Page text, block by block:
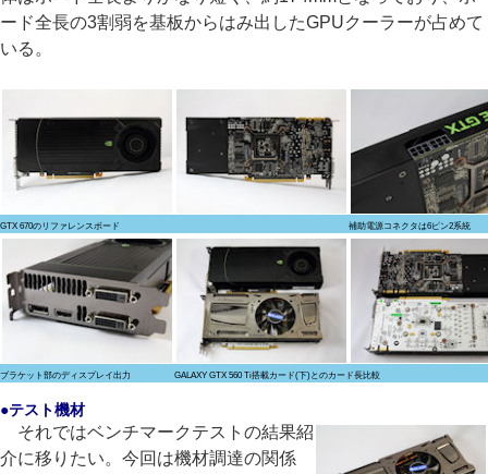
ード全長の3割弱を基板からはみ出したGPUクーラーが占めて
いる。
GTX 670のリファレンスボード 補助電源コネクタは6ピン2系統
ブラケット部のディスプレイ出力 GALAXY GTX 560 Ti搭載カード(下)とのカード長比較
●テスト機材
それではベンチマークテストの結果紹
介に移りたい。今回は機材調達の関係